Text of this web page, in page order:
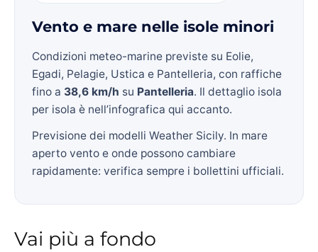
Vento e mare nelle isole minori
Condizioni meteo-marine previste su Eolie,
Egadi, Pelagie, Ustica e Pantelleria, con raffiche
fino a 38,6 km/h su Pantelleria. Il dettaglio isola
per isola è nell’infografica qui accanto.
Previsione dei modelli Weather Sicily. In mare
aperto vento e onde possono cambiare
rapidamente: verifica sempre i bollettini ufficiali.
Vai più a fondo